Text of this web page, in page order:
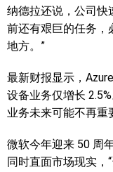
纳德拉还说，公司快
前还有艰巨的任务，
地方。”
最新财报显示，
设备业务仅增长
业务未来可能不再重
微软今年迎来 50 周
同时直面市场现实，